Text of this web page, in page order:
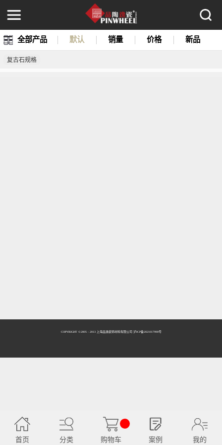
全部产品 默认 销量 价格 新品
复古石规格
COPYRIGHT ©2005 - 2013 上海品逸装饰材料有限公司 泸ICP备2021017990号
首页 分类 购物车 案例 我的